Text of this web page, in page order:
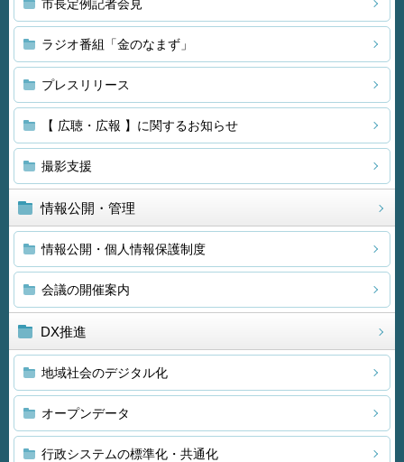
市長定例記者会見
ラジオ番組「金のなまず」
プレスリリース
【 広聴・広報 】に関するお知らせ
撮影支援
情報公開・管理
情報公開・個人情報保護制度
会議の開催案内
DX推進
地域社会のデジタル化
オープンデータ
行政システムの標準化・共通化